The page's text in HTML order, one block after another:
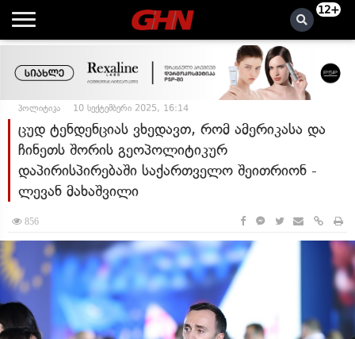
12+
პოლიტიკა 10 სექტემბერი 2025, 16:14
ცუდ ტენდენციას ვხედავთ, რომ ამერიკასა და
ჩინეთს შორის გეოპოლიტიკურ
დაპირისპირებაში საქართველო შეითრიონ -
ლევან მახაშვილი
856